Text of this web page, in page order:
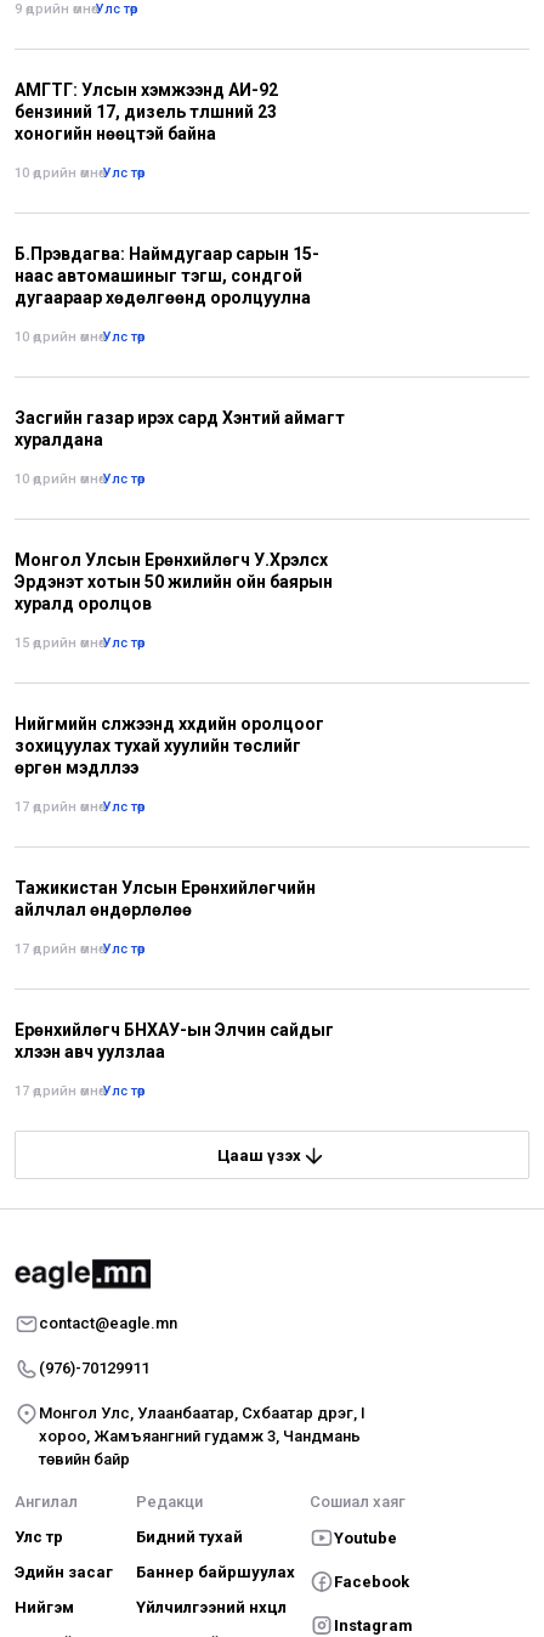
9 өдрийн өмнө•Улс төр
АМГТГ: Улсын хэмжээнд АИ-92
бензиний 17, дизель түлшний 23
хоногийн нөөцтэй байна
10 өдрийн өмнө•Улс төр
Б.Пүрэвдагва: Наймдугаар сарын 15-
наас автомашиныг тэгш, сондгой
дугаараар хөдөлгөөнд оролцуулна
10 өдрийн өмнө•Улс төр
Засгийн газар ирэх сард Хэнтий аймагт
хуралдана
10 өдрийн өмнө•Улс төр
Монгол Улсын Ерөнхийлөгч У.Хүрэлсүх
Эрдэнэт хотын 50 жилийн ойн баярын
хуралд оролцов
15 өдрийн өмнө•Улс төр
Нийгмийн сүлжээнд хүүхдийн оролцоог
зохицуулах тухай хуулийн төслийг
өргөн мэдүүллээ
17 өдрийн өмнө•Улс төр
Тажикистан Улсын Ерөнхийлөгчийн
айлчлал өндөрлөлөө
17 өдрийн өмнө•Улс төр
Ерөнхийлөгч БНХАУ-ын Элчин сайдыг
хүлээн авч уулзлаа
17 өдрийн өмнө•Улс төр
Цааш үзэх
contact@eagle.mn
(976)-70129911
Монгол Улс, Улаанбаатар, Сүхбаатар дүүрэг, I
хороо, Жамъяангүний гудамж 3, Чандмань
төвийн байр
Ангилал
Улс төр
Эдийн засаг
Нийгэм
Редакци
Бидний тухай
Баннер байршуулах
Үйлчилгээний нөхцөл
Сошиал хаяг
Youtube
Facebook
Instagram